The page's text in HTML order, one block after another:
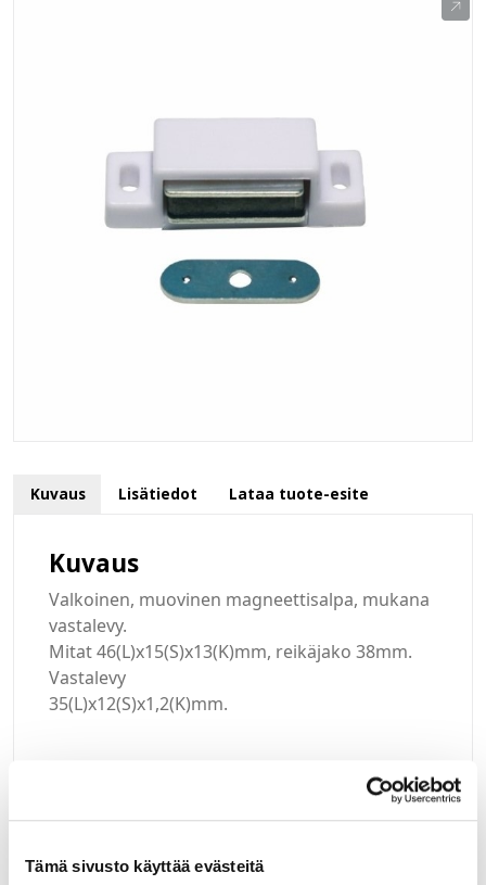
Tämä sivusto käyttää evästeitä
Kuvaus Lisätiedot Lataa tuote-esite
Kuvaus
Valkoinen, muovinen magneettisalpa, mukana
vastalevy.
Mitat 46(L)x15(S)x13(K)mm, reikäjako 38mm.
Vastalevy
35(L)x12(S)x1,2(K)mm.